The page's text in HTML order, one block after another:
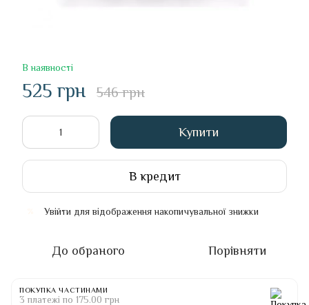
В наявності
525 грн 546 грн
Купити
В кредит
Увійти для відображення накопичувальної знижки
До обраного Порівняти
ПОКУПКА ЧАСТИНАМИ
3 платежі по 175.00 грн